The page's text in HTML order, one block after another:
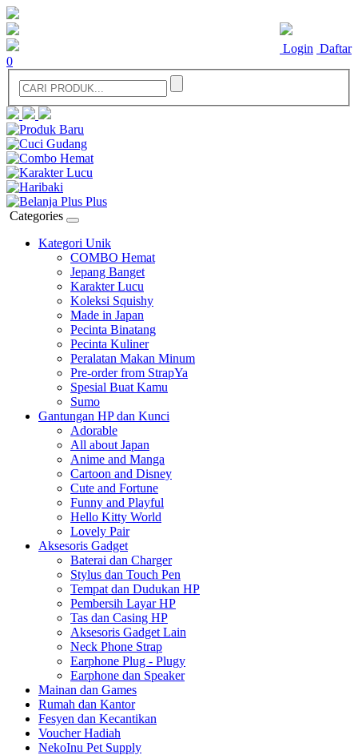
Login Daftar
0
Categories
Kategori Unik
COMBO Hemat
Jepang Banget
Karakter Lucu
Koleksi Squishy
Made in Japan
Pecinta Binatang
Pecinta Kuliner
Peralatan Makan Minum
Pre-order from StrapYa
Spesial Buat Kamu
Sumo
Gantungan HP dan Kunci
Adorable
All about Japan
Anime and Manga
Cartoon and Disney
Cute and Fortune
Funny and Playful
Hello Kitty World
Lovely Pair
Aksesoris Gadget
Baterai dan Charger
Stylus dan Touch Pen
Tempat dan Dudukan HP
Pembersih Layar HP
Tas dan Casing HP
Aksesoris Gadget Lain
Neck Phone Strap
Earphone Plug - Plugy
Earphone dan Speaker
Mainan dan Games
Rumah dan Kantor
Fesyen dan Kecantikan
Voucher Hadiah
NekoInu Pet Supply